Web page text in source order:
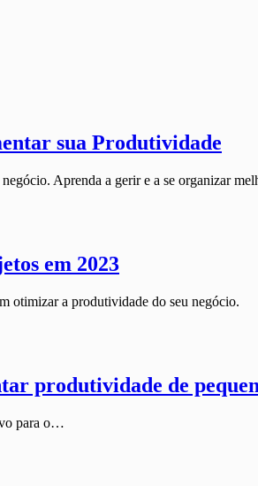
sua Produtividade
Aprenda a gerir e a se organizar
em 2023
otimizar a produtividade do seu negócio.
produtividade de
para o…